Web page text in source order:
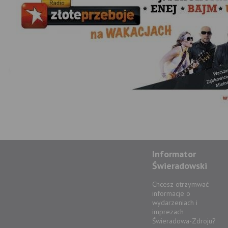
Informator
Świeradowski
Chcesz otrzymwać
informacje o
wydarzeniach i
imprezach
Świeradowa-Zdroju?